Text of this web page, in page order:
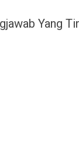
Yang